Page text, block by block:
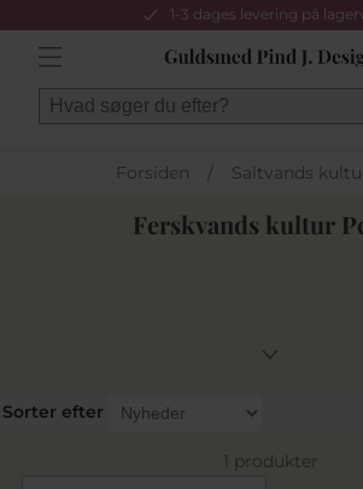
1-3 dages levering på
Forsiden / Saltvands
Ferskvands kultur
Sorter efter
1 produkter